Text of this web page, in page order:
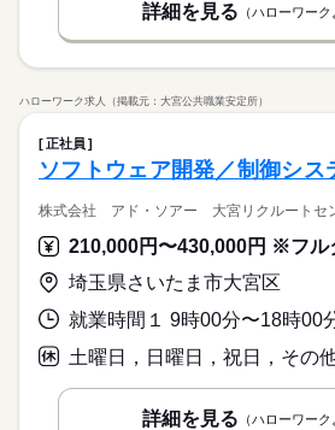
詳細を見る （ハローワーク
ハローワーク求人（掲載元：大宮公共職業安定所）
正社員
ソフトウェア開発／制御シス
株式会社 アド・ソアー 大宮リクルートセ
埼玉県さいたま市大宮区
就業時間１ 9時00分〜18時00
土曜日，日曜日，祝日，その
詳細を見る （ハローワーク